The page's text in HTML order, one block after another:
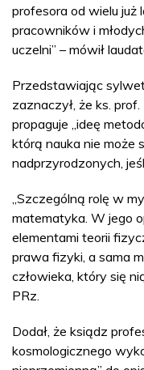
profesora od wielu już
pracowników i
uczelni” – mówił
Przedstawiając
zaznaczył, że ks.
propaguje „ideę
którą nauka nie może
nadprzyrodzonych,
„Szczególną rolę w
matematyka. W jego
elementami teorii
prawa fizyki, a sama
człowieka, który się
PRz.
Dodał, że ksiądz
kosmologicznego